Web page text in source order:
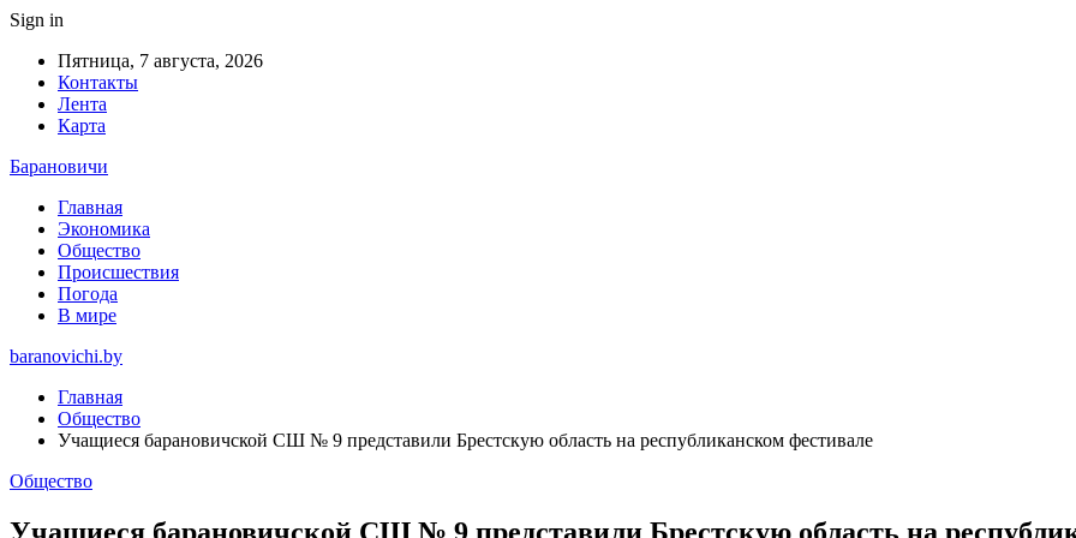
Sign in
Пятница, 7 августа, 2026
Контакты
Лента
Карта
Барановичи
Главная
Экономика
Общество
Происшествия
Погода
В мире
baranovichi.by
Главная
Общество
Учащиеся барановичской СШ № 9 представили Брестскую область на республиканском фестивале
Общество